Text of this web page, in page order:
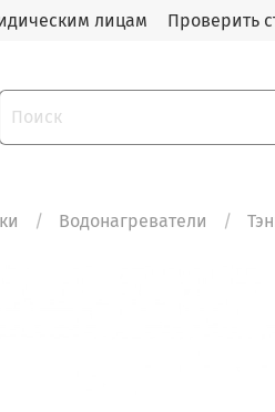
лицам Проверить
Водонагреватели